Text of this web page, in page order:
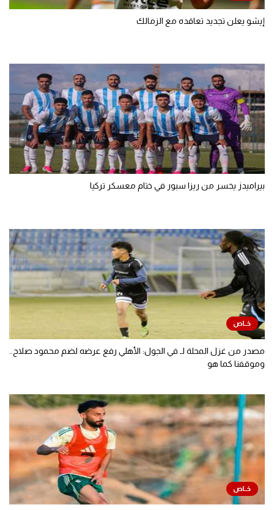
إيشو يعلن تجديد تعاقده مع الزمالك
بيراميدز يخسر من ريزا سبور في ختام معسكر تركيا
مصدر من غزل المحلة لـ في الجول: الأهلي رفع عرضه لضم محمود صلاح..
وموقفنا كما هو